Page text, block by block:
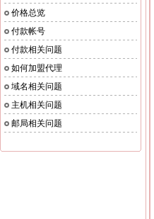
价格总览
付款帐号
付款相关问题
如何加盟代理
域名相关问题
主机相关问题
邮局相关问题